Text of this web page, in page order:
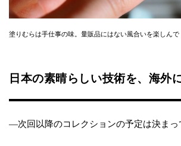
塗りむらは手仕事の味。量販品にはない風合いを楽しんで
日本の素晴らしい技術を、海外
—次回以降のコレクションの予定は決まっ